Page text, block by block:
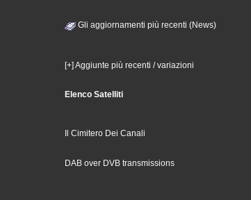
Gli aggiornamenti più recenti (News)
[+] Aggiunte più recenti / variazioni
Elenco Satelliti
Il Cimitero Dei Canali
DAB over DVB transmissions